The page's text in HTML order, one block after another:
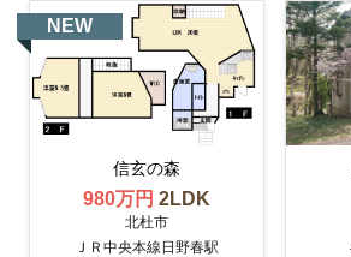
NEW
信玄の森
980万円 2LDK
北杜市
ＪＲ中央本線日野春駅